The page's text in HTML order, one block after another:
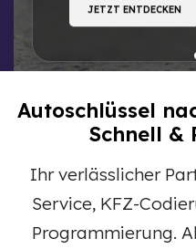
JETZT ENTDECKEN
Autoschlüssel
Schnell &
Ihr verlässlicher
Service, KFZ-
Programmierung.